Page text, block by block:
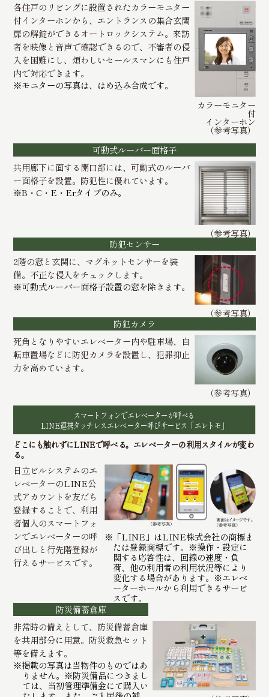
各住戸のリビングに設置されたカラーモニター
付インターホンから、エントランスの集合玄関
扉の解錠ができるオートロックシステム。来訪
者を映像と音声で確認できるので、不審者の侵
入を困難にし、煩わしいセールスマンにも住戸
内で対応できます。
※モニターの写真は、はめ込み合成です。
カラーモニター
付
インターホン
（参考写真）
可動式ルーバー面格子
共用廊下に面する開口部には、可動式のルーバ
ー面格子を設置。防犯性に優れています。
※B・C・E・Erタイプのみ。
（参考写真）
防犯センサー
2階の窓と玄関に、マグネットセンサーを装
備。不正な侵入をチェックします。
※可動式ルーバー面格子設置の窓を除きます。
（参考写真）
防犯カメラ
死角となりやすいエレベーター内や駐車場、自
転車置場などに防犯カメラを設置し、犯罪抑止
力を高めています。
（参考写真）
スマートフォンでエレベーターが呼べる
LINE連携タッチレスエレベーター呼びサービス「エレトモ」
どこにも触れずにLINEで呼べる。エレベーターの利用スタイルが変わ
る。
日立ビルシステムのエ
レベーターのLINE公
式アカウントを友だち
登録することで、利用
者個人のスマートフォ
ンでエレベーターの呼
び出しと行先階登録が
行えるサービスです。
※「LINE」はLINE株式会社の商標ま
たは登録商標です。※操作・設定に
関する応答性は、回線の速度・負
荷、他の利用者の利用状況等により
変化する場合があります。※エレベ
ーターホールから利用できるサービ
スです。
防災備蓄倉庫
非常時の備えとして、防災備蓄倉庫
を共用部分に用意。防災救急セット
等を備えます。
※掲載の写真は当物件のものではあ
りません。※防災備品につきまし
ては、当初管理準備金にて購入い